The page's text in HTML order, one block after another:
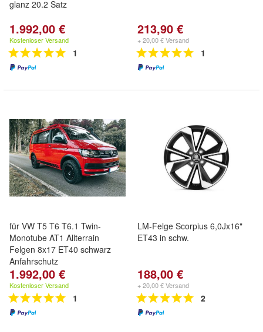
glanz 20.2 Satz
1.992,00 €
Kostenloser Versand
1
213,90 €
+ 20,00 € Versand
1
für VW T5 T6 T6.1 Twin-
Monotube AT1 Allterrain
Felgen 8x17 ET40 schwarz
Anfahrschutz
1.992,00 €
Kostenloser Versand
1
LM-Felge Scorpius 6,0Jx16"
ET43 in schw.
188,00 €
+ 20,00 € Versand
2